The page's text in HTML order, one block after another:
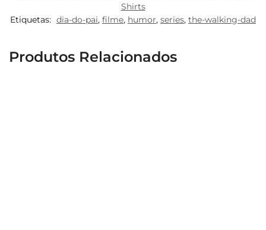
Shirts
Etiquetas: dia-do-pai, filme, humor, series, the-walking-dad
Produtos Relacionados